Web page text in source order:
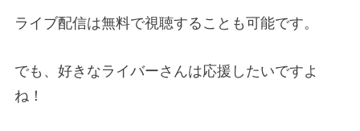
ライブ配信は無料で視聴することも可能です。
でも、好きなライバーさんは応援したいですよ
ね！